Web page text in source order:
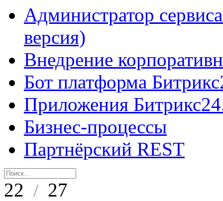
Администратор
версия)
Внедрение
Бот платформа
Приложения
Бизнес-процессы
Партнёрский REST
22 / 27